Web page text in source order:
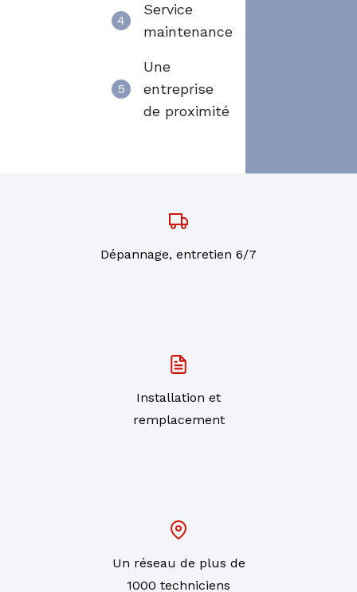
4
Service
maintenance
5
Une
entreprise
de proximité
Dépannage, entretien 6/7
Installation et
remplacement
Un réseau de plus de
1000 techniciens